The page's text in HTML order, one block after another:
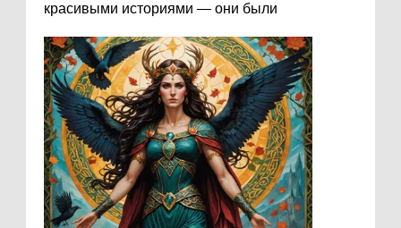
красивыми историями — они были